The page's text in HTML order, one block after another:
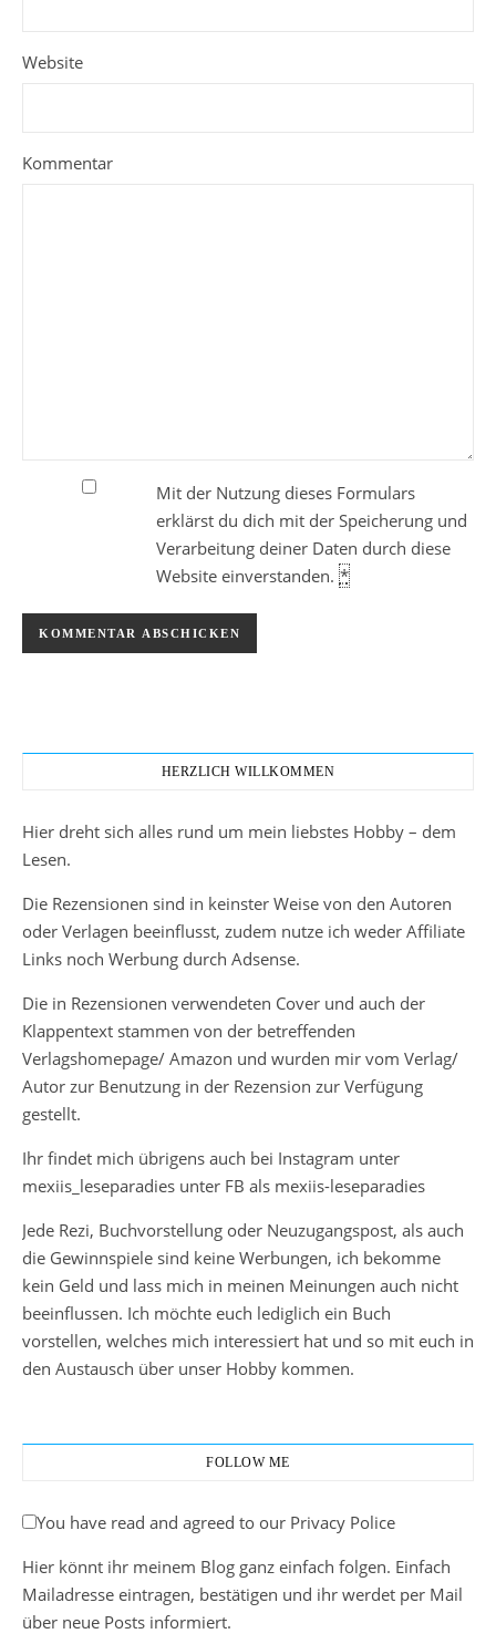
Website
Kommentar
Mit der Nutzung dieses Formulars
erklärst du dich mit der Speicherung und
Verarbeitung deiner Daten durch diese
Website einverstanden. *
HERZLICH WILLKOMMEN
Hier dreht sich alles rund um mein liebstes Hobby – dem
Lesen.
Die Rezensionen sind in keinster Weise von den Autoren
oder Verlagen beeinflusst, zudem nutze ich weder Affiliate
Links noch Werbung durch Adsense.
Die in Rezensionen verwendeten Cover und auch der
Klappentext stammen von der betreffenden
Verlagshomepage/ Amazon und wurden mir vom Verlag/
Autor zur Benutzung in der Rezension zur Verfügung
gestellt.
Ihr findet mich übrigens auch bei Instagram unter
mexiis_leseparadies unter FB als mexiis-leseparadies
Jede Rezi, Buchvorstellung oder Neuzugangspost, als auch
die Gewinnspiele sind keine Werbungen, ich bekomme
kein Geld und lass mich in meinen Meinungen auch nicht
beeinflussen. Ich möchte euch lediglich ein Buch
vorstellen, welches mich interessiert hat und so mit euch in
den Austausch über unser Hobby kommen.
FOLLOW ME
You have read and agreed to our Privacy Police
Hier könnt ihr meinem Blog ganz einfach folgen. Einfach
Mailadresse eintragen, bestätigen und ihr werdet per Mail
über neue Posts informiert.